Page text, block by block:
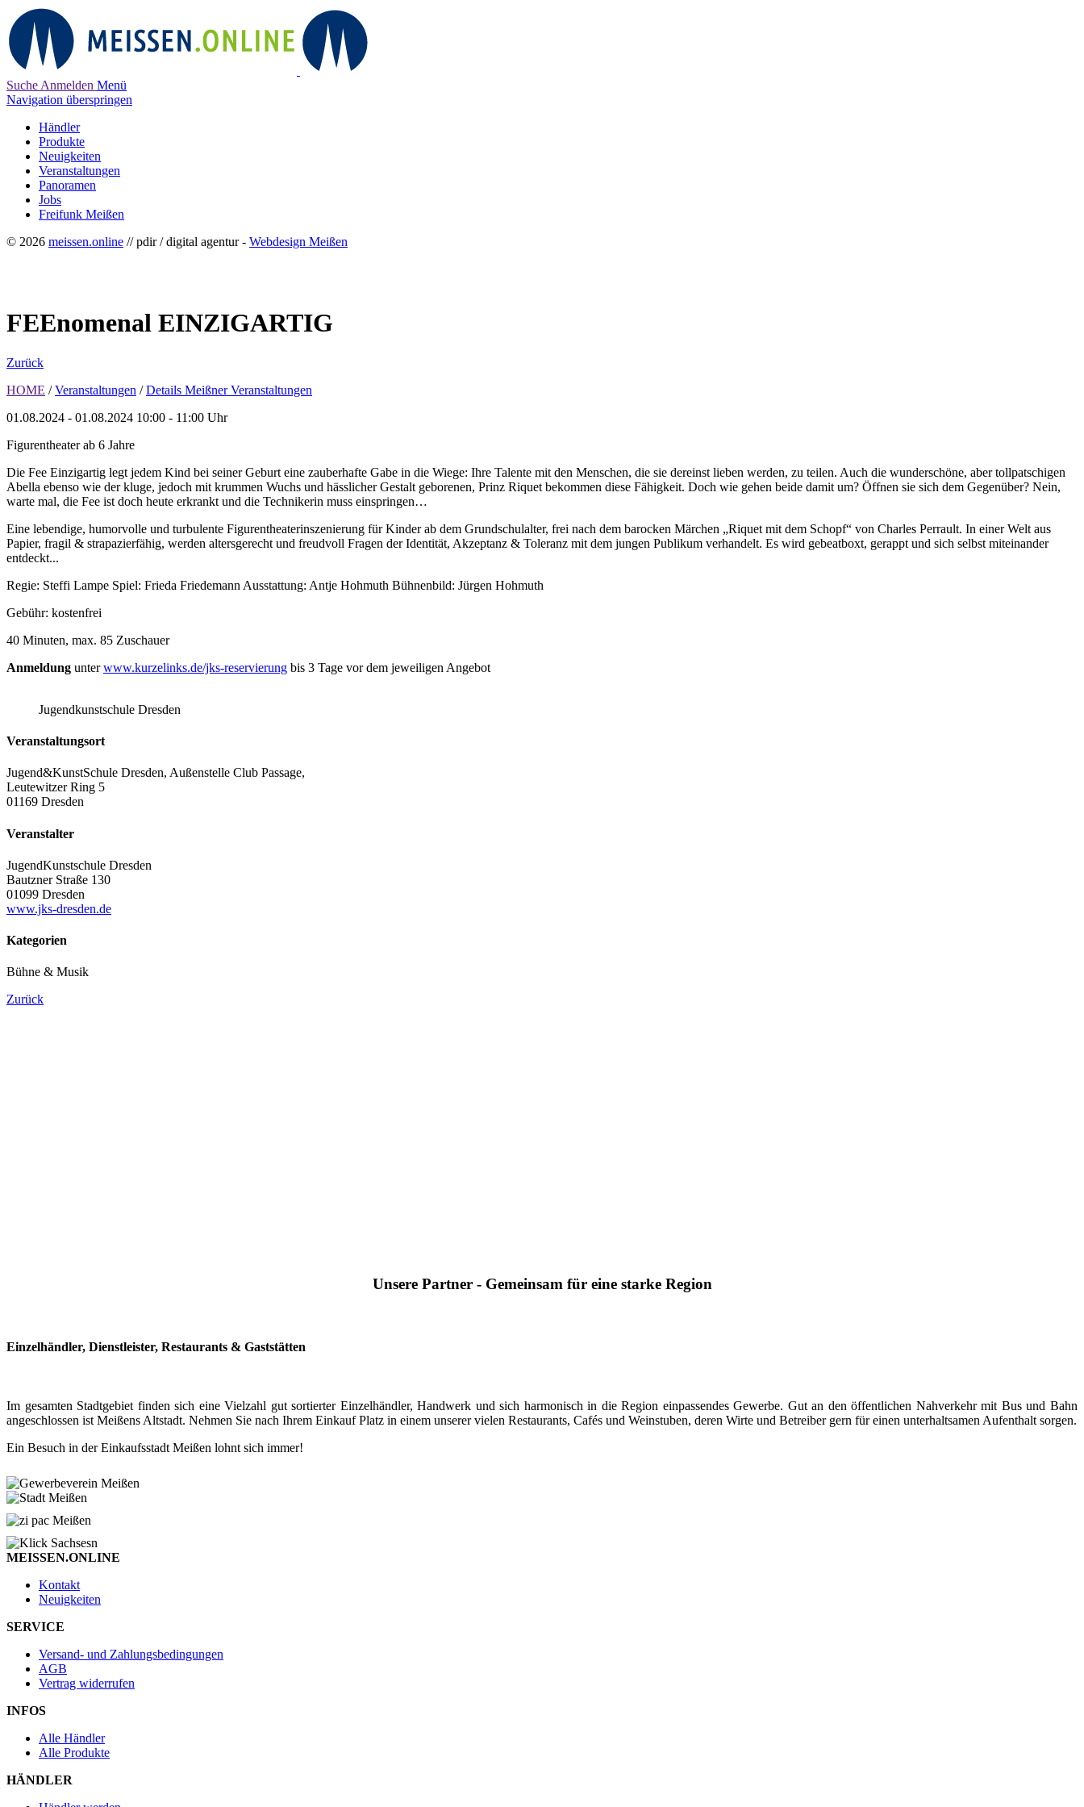
Suche Anmelden Menü
Navigation überspringen
Händler
Produkte
Neuigkeiten
Veranstaltungen
Panoramen
Jobs
Freifunk Meißen
© 2026 meissen.online // pdir / digital agentur - Webdesign Meißen
FEEnomenal EINZIGARTIG
Zurück
HOME / Veranstaltungen / Details Meißner Veranstaltungen
01.08.2024 - 01.08.2024 10:00 - 11:00 Uhr
Figurentheater ab 6 Jahre
Die Fee Einzigartig legt jedem Kind bei seiner Geburt eine zauberhafte Gabe in die Wiege: Ihre Talente mit den Menschen, die sie dereinst lieben werden, zu teilen. Auch die wunderschöne, aber tollpatschigen
Abella ebenso wie der kluge, jedoch mit krummen Wuchs und hässlicher Gestalt geborenen, Prinz Riquet bekommen diese Fähigkeit. Doch wie gehen beide damit um? Öffnen sie sich dem Gegenüber? Nein,
warte mal, die Fee ist doch heute erkrankt und die Technikerin muss einspringen…
Eine lebendige, humorvolle und turbulente Figurentheaterinszenierung für Kinder ab dem Grundschulalter, frei nach dem barocken Märchen „Riquet mit dem Schopf“ von Charles Perrault. In einer Welt aus
Papier, fragil & strapazierfähig, werden altersgerecht und freudvoll Fragen der Identität, Akzeptanz & Toleranz mit dem jungen Publikum verhandelt. Es wird gebeatboxt, gerappt und sich selbst miteinander
entdeckt...
Regie: Steffi Lampe Spiel: Frieda Friedemann Ausstattung: Antje Hohmuth Bühnenbild: Jürgen Hohmuth
Gebühr: kostenfrei
40 Minuten, max. 85 Zuschauer
Anmeldung unterwww.kurzelinks.de/jks-reservierung bis 3 Tage vor dem jeweiligen Angebot
Jugendkunstschule Dresden
Veranstaltungsort
Jugend&KunstSchule Dresden, Außenstelle Club Passage,
Leutewitzer Ring 5
01169 Dresden
Veranstalter
JugendKunstschule Dresden
Bautzner Straße 130
01099 Dresden
www.jks-dresden.de
Kategorien
Bühne & Musik
Zurück
Unsere Partner - Gemeinsam für eine starke Region
Einzelhändler, Dienstleister, Restaurants & Gaststätten
Im gesamten Stadtgebiet finden sich eine Vielzahl gut sortierter Einzelhändler, Handwerk und sich harmonisch in die Region einpassendes Gewerbe. Gut an den öffentlichen Nahverkehr mit Bus und Bahn
angeschlossen ist Meißens Altstadt. Nehmen Sie nach Ihrem Einkauf Platz in einem unserer vielen Restaurants, Cafés und Weinstuben, deren Wirte und Betreiber gern für einen unterhaltsamen Aufenthalt sorgen.
Ein Besuch in der Einkaufsstadt Meißen lohnt sich immer!
MEISSEN.ONLINE
Kontakt
Neuigkeiten
SERVICE
Versand- und Zahlungsbedingungen
AGB
Vertrag widerrufen
INFOS
Alle Händler
Alle Produkte
HÄNDLER